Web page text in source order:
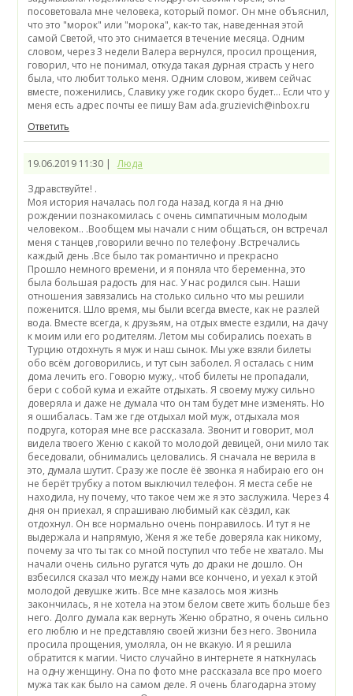
Ответить
19.06.2019 11:30 |
Люда
Здравствуйте! .
Моя история началась пол года назад, когда я на дню
рождении познакомилась с очень симпатичным молодым
человеком.. .Вообщем мы начали с ним общаться, он встречал
меня с танцев ,говорили вечно по телефону .Встречались
каждый день .Все было так романтично и прекрасно
Прошло немного времени, и я поняла что беременна, это была большая радость для нас. У нас родился сын. Наши отношения завязались на столько сильно что мы решили поженится. Шло время, мы были всегда вместе, как не разлей вода. Вместе всегда, к друзьям, на отдых вместе ездили, на дачу к моим или его родителям. Летом мы собирались поехать в Турцию отдохнуть я муж и наш сынок. Мы уже взяли билеты обо всём договорились, и тут сын заболел. Я осталась с